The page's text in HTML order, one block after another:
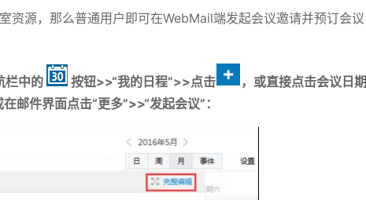
资源，那么普通用户即可在WebMail端发起会议邀请并预订会议
栏中的 按钮>>“我的日程”>>点击
，或直接点击会议日期
邮件界面点击“更多”>>“发起会议”：